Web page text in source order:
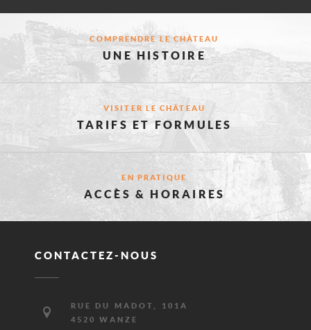
CES
PAGES
VOUS
COMPRENDRE LE CHÂTEAU
UNE HISTOIRE
VISITER LE CHÂTEAU
TARIFS ET FORMULES
EN PRATIQUE
ACCÈS & HORAIRES
CONTACTEZ-NOUS
AdresseRUE DU MADOT, 101A
4520 WANZE